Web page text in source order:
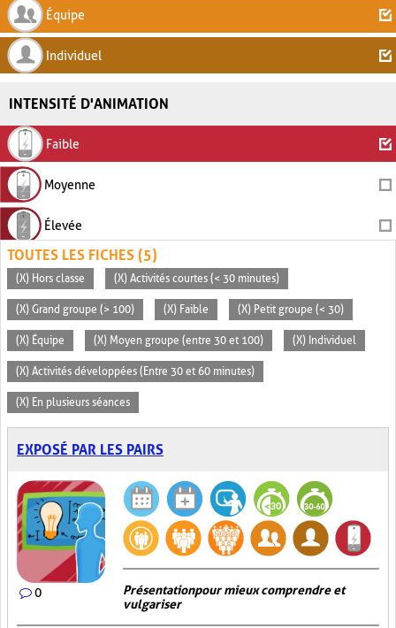
Équipe
Individuel
INTENSITÉ D'ANIMATION
Faible
Moyenne
Élevée
TOUTES LES FICHES (5)
(X) Hors classe (X) Activités courtes (< 30 minutes)
(X) Grand groupe (> 100) (X) Faible (X) Petit groupe (< 30)
(X) Équipe (X) Moyen groupe (entre 30 et 100) (X) Individuel
(X) Activités développées (Entre 30 et 60 minutes)
(X) En plusieurs séances
EXPOSÉ PAR LES PAIRS
0
Présentation pour mieux comprendre et
vulgariser